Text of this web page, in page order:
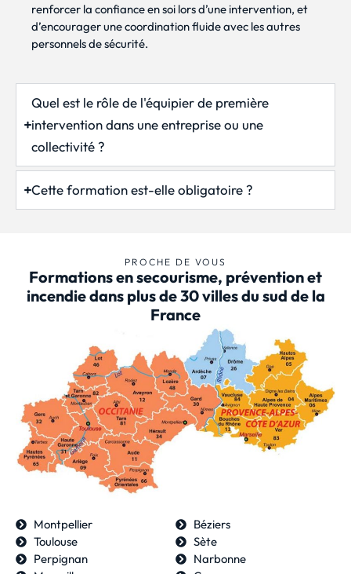
renforcer la confiance en soi lors d’une intervention, et
d’encourager une coordination fluide avec les autres
personnels de sécurité.
Quel est le rôle de l'équipier de première
intervention dans une entreprise ou une
collectivité ?
Cette formation est-elle obligatoire ?
PROCHE DE VOUS
Formations en secourisme, prévention et
incendie dans plus de 30 villes du sud de la
France
Montpellier
Toulouse
Perpignan
Béziers
Sète
Narbonne